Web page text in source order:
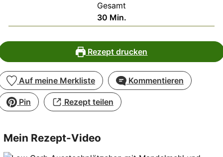
Gesamt
30Minuten
Min.
Rezept drucken
Auf meine Merkliste Kommentieren
Pin Rezept teilen
Mein Rezept-Video